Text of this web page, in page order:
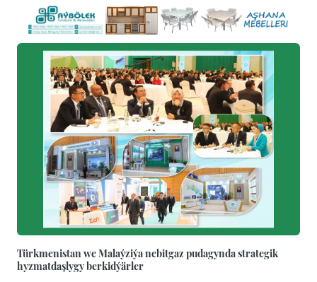
Türkmenistan we Malaýziýa nebitgaz pudagynda strategik
hyzmatdaşlygy berkidýärler